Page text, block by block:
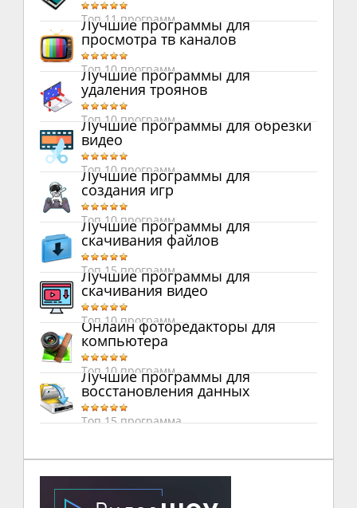
Топ 11 программ
Лучшие программы для
просмотра тв каналов
Топ 10 программ
Лучшие программы для
удаления троянов
Топ 10 программ
Лучшие программы для обрезки
видео
Топ 10 программ
Лучшие программы для
создания игр
Топ 10 программ
Лучшие программы для
скачивания файлов
Топ 15 программ
Лучшие программы для
скачивания видео
Топ 10 программ
Онлайн фоторедакторы для
компьютера
Топ 10 программ
Лучшие программы для
восстановления данных
Топ 15 программа